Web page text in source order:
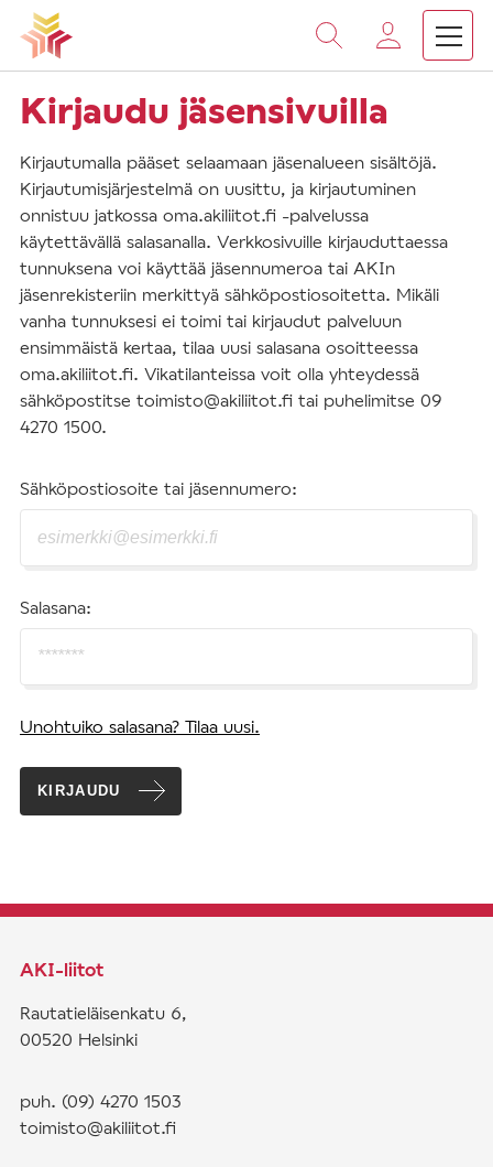
Vieritä
sisältöön
Kirjaudu jäsensivuilla
Kirjautumalla pääset selaamaan jäsenalueen sisältöjä.
Kirjautumisjärjestelmä on uusittu, ja kirjautuminen
onnistuu jatkossa oma.akiliitot.fi -palvelussa
käytettävällä salasanalla. Verkkosivuille kirjauduttaessa
tunnuksena voi käyttää jäsennumeroa tai AKIn
jäsenrekisteriin merkittyä sähköpostiosoitetta. Mikäli
vanha tunnuksesi ei toimi tai kirjaudut palveluun
ensimmäistä kertaa, tilaa uusi salasana osoitteessa
oma.akiliitot.fi. Vikatilanteissa voit olla yhteydessä
sähköpostitse toimisto@akiliitot.fi tai puhelimitse 09
4270 1500.
Sähköpostiosoite tai jäsennumero:
Salasana:
Unohtuiko salasana? Tilaa uusi.
KIRJAUDU
AKI-liitot
Rautatieläisenkatu 6,
00520 Helsinki
puh. (09) 4270 1503
toimisto@akiliitot.fi